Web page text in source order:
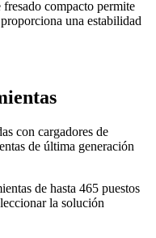
compacto permite
una estabilidad
con cargadores de
de última generación
de hasta 465 puestos
la solución